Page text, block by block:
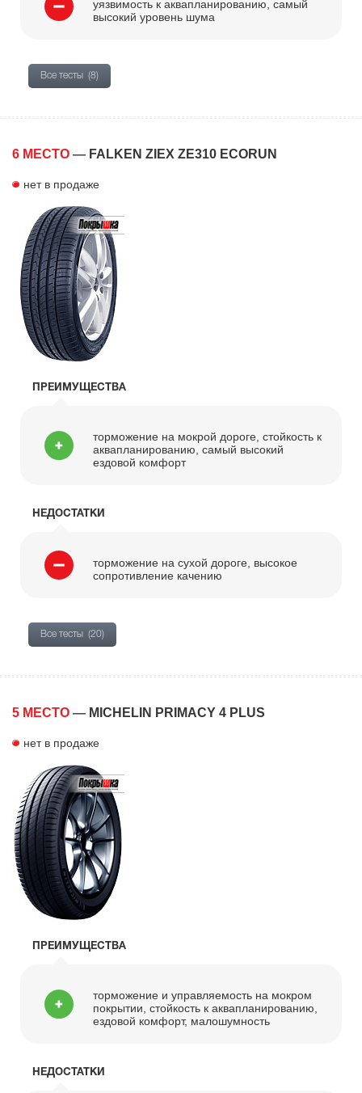
уязвимость к аквапланированию, самый
высокий уровень шума
Все тесты (8)
6 МЕСТО — FALKEN ZIEX ZE310 ECORUN
нет в продаже
ПРЕИМУЩЕСТВА
торможение на мокрой дороге, стойкость к
аквапланированию, самый высокий
ездовой комфорт
НЕДОСТАТКИ
торможение на сухой дороге, высокое
сопротивление качению
Все тесты (20)
5 МЕСТО — MICHELIN PRIMACY 4 PLUS
нет в продаже
ПРЕИМУЩЕСТВА
торможение и управляемость на мокром
покрытии, стойкость к аквапланированию,
ездовой комфорт, малошумность
НЕДОСТАТКИ